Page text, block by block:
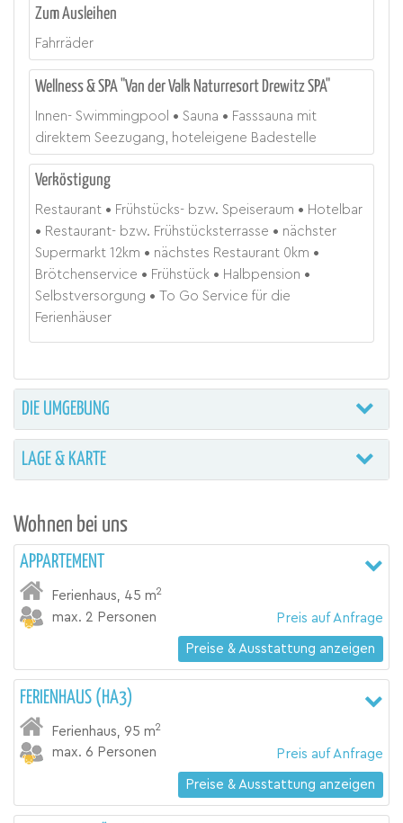
Zum Ausleihen
Fahrräder
Wellness & SPA "Van der Valk Naturresort Drewitz SPA"
Innen- Swimmingpool Sauna
Fasssauna mit
direktem Seezugang, hoteleigene Badestelle
Verköstigung
Restaurant Frühstücks- bzw. Speiseraum
Hotelbar
Restaurant- bzw. Frühstücksterrasse
nächster
Supermarkt 12km nächstes Restaurant 0 km
Brötchenservice
Frühstück
Halbpension
Selbstversorgung
To Go Service für die
Ferienhäuser
DIE UMGEBUNG
LAGE & KARTE
Wohnen bei uns
APPARTEMENT
Ferienhaus, 45 m2
max. 2 Personen Preis auf Anfrage
Preise & Ausstattung anzeigen
FERIENHAUS (HA3)
Ferienhaus 95 m2
max. 6 Personen Preis auf Anfrage
Preise & Ausstattung anzeigen